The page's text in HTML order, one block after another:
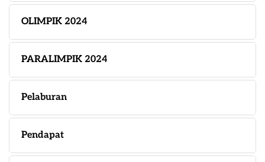
OLIMPIK 2024
PARALIMPIK 2024
Pelaburan
Pendapat